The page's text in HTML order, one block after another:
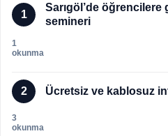
1
Sarıgöl’de öğrencilere
semineri
1
okunma
2 Ücretsiz ve kablosuz
3
okunma